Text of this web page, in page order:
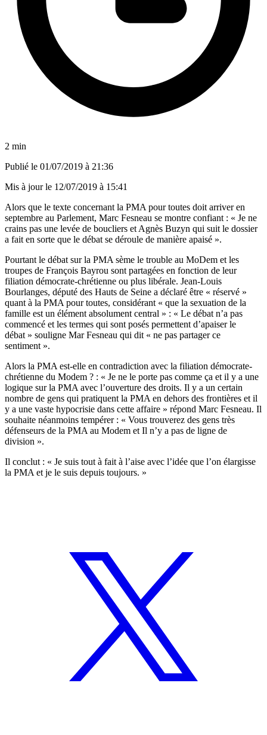
2 min
Publié le 01/07/2019 à 21:36
Mis à jour le 12/07/2019 à 15:41
Alors que le texte concernant la PMA pour toutes doit arriver en
septembre au Parlement, Marc Fesneau se montre confiant : « Je ne
crains pas une levée de boucliers et Agnès Buzyn qui suit le dossier
a fait en sorte que le débat se déroule de manière apaisé ».
Pourtant le débat sur la PMA sème le trouble au MoDem et les
troupes de François Bayrou sont partagées en fonction de leur
filiation démocrate-chrétienne ou plus libérale. Jean-Louis
Bourlanges, député des Hauts de Seine a déclaré être « réservé »
quant à la PMA pour toutes, considérant « que la sexuation de la
famille est un élément absolument central » : « Le débat n’a pas
commencé et les termes qui sont posés permettent d’apaiser le
débat » souligne Mar Fesneau qui dit « ne pas partager ce
sentiment ».
Alors la PMA est-elle en contradiction avec la filiation démocrate-
chrétienne du Modem ? : « Je ne le porte pas comme ça et il y a une
logique sur la PMA avec l’ouverture des droits. Il y a un certain
nombre de gens qui pratiquent la PMA en dehors des frontières et il
y a une vaste hypocrisie dans cette affaire » répond Marc Fesneau. Il
souhaite néanmoins tempérer : « Vous trouverez des gens très
défenseurs de la PMA au Modem et Il n’y a pas de ligne de
division ».
Il conclut : « Je suis tout à fait à l’aise avec l’idée que l’on élargisse
la PMA et je le suis depuis toujours. »